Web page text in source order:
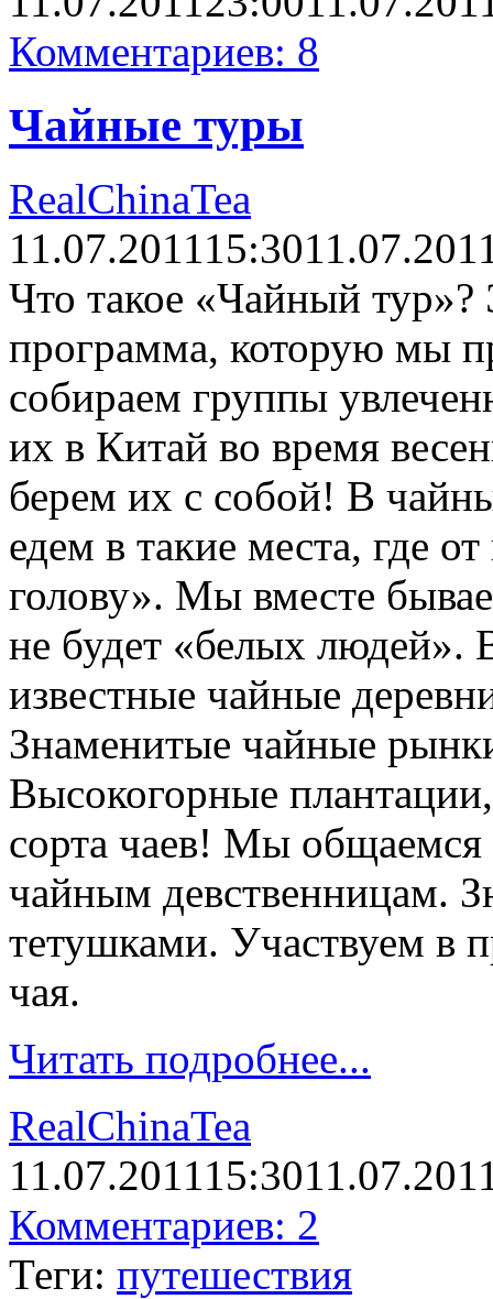
Комментариев: 8
Чайные туры
RealChinaTea
11.07.201115:30
Что такое «Чайный
программа, которую мы
собираем группы
их в Китай во время
берем их с собой! В
едем в такие места, где
голову». Мы вместе
не будет «белых людей».
известные чайные
Знаменитые чайные
Высокогорные
сорта чаев! Мы
чайным девственницам.
тетушками. Участвуем в
чая.
Читать подробнее...
RealChinaTea
11.07.201115:30
Комментариев: 2
Теги: путешествия